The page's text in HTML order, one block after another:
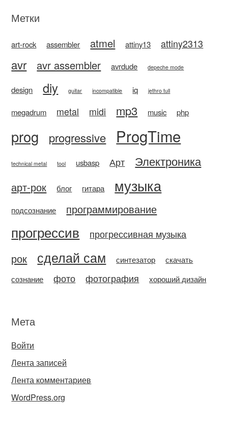
Метки
art-rock assembler atmel attiny13 attiny2313
avr avr assembler avrdude depeche mode
design diy guitar incompatible iq jethro tull
megadrum metal midi mp3 music php
prog progressive ProgTime
technical metal tool usbasp Арт Электроника
арт-рок блог гитара музыка
подсознание программирование
прогрессив прогрессивная музыка
рок сделай сам синтезатор
скачать
сознание
фото фотография хороший дизайн
Мета
Войти
Лента записей
Лента комментариев
WordPress.org